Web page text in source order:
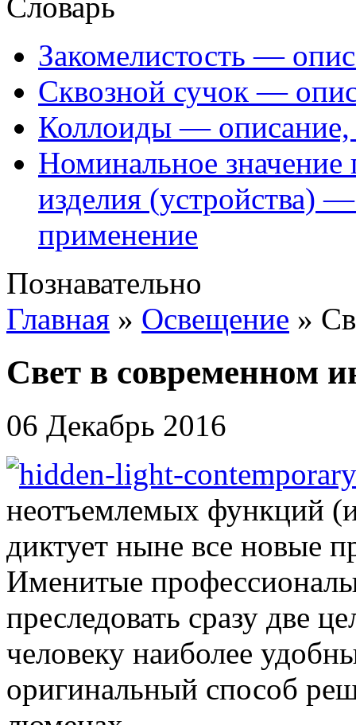
Закомелистость —
Сквозной сучок —
Коллоиды — описание,
Номинальное значение
изделия (устройства)
применение
Познавательно
Главная » Освещение »
Свет в современном
06 Декабрь 2016
неотъемлемых функций
диктует ныне все новые
Именитые
преследовать сразу две
человеку наиболее
оригинальный способ